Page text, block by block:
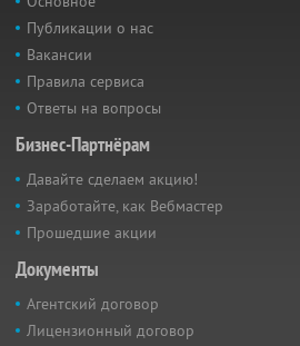
Публикации о нас
Вакансии
Правила сервиса
Ответы на вопросы
Бизнес-Партнёрам
Давайте сделаем акцию!
Заработайте, как Вебмастер
Прошедшие акции
Документы
Агентский договор
Лицензионный договор